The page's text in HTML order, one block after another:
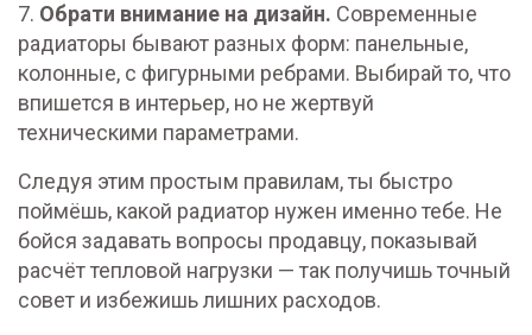
7. Обрати внимание на дизайн. Современные
радиаторы бывают разных форм: панельные,
колонные, с фигурными ребрами. Выбирай то, что
впишется в интерьер, но не жертвуй
техническими параметрами.
Следуя этим простым правилам, ты быстро
поймёшь, какой радиатор нужен именно тебе. Не
бойся задавать вопросы продавцу, показывай
расчёт тепловой нагрузки — так получишь точный
совет и избежишь лишних расходов.